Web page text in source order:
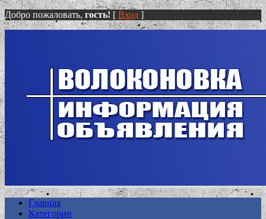
Добро пожаловать, гость! [ Вход ]
Главная
Категории